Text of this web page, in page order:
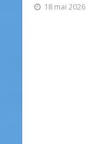
18 mai 2026